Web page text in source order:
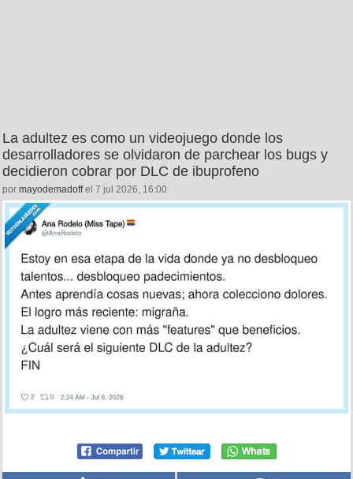
La adultez es como un videojuego donde los
desarrolladores se olvidaron de parchear los bugs y
decidieron cobrar por DLC de ibuprofeno
por mayodemadoffel 7 jul 2026, 16:00